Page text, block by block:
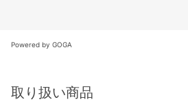
Powered by GOGA
取り扱い商品